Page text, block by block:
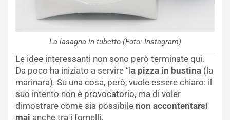
La lasagna in tubetto (Foto: Instagram)
Le idee interessanti non sono però terminate qui.
Da poco ha iniziato a servire “la pizza in bustina (la
marinara). Su una cosa, però, vuole essere chiaro: il
suo intento non è provocatorio, ma di voler
dimostrare come sia possibile non accontentarsi
mai anche tra i fornelli.